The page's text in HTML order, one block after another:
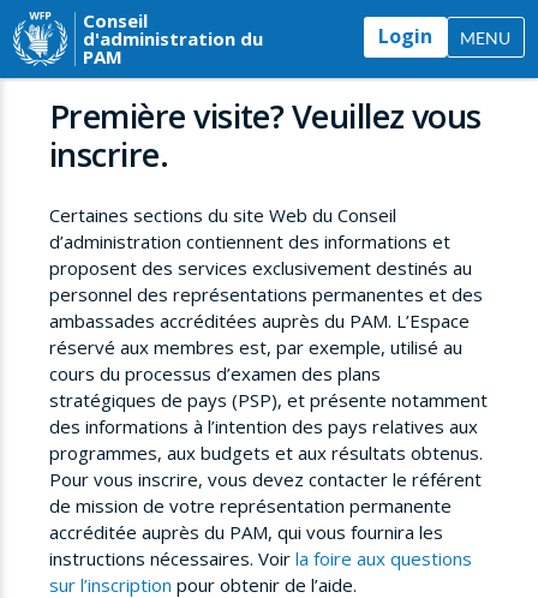
Conseil
d'administration du
PAM
Login MENU
Première visite? Veuillez vous
inscrire.
Certaines sections du site Web du Conseil
d’administration contiennent des informations et
proposent des services exclusivement destinés au
personnel des représentations permanentes et des
ambassades accréditées auprès du PAM. L’Espace
réservé aux membres est, par exemple, utilisé au
cours du processus d’examen des plans
stratégiques de pays (PSP), et présente notamment
des informations à l’intention des pays relatives aux
programmes, aux budgets et aux résultats obtenus.
Pour vous inscrire, vous devez contacter le référent
de mission de votre représentation permanente
accréditée auprès du PAM, qui vous fournira les
instructions nécessaires. Voir la foire aux questions
sur l’inscription pour obtenir de l’aide.